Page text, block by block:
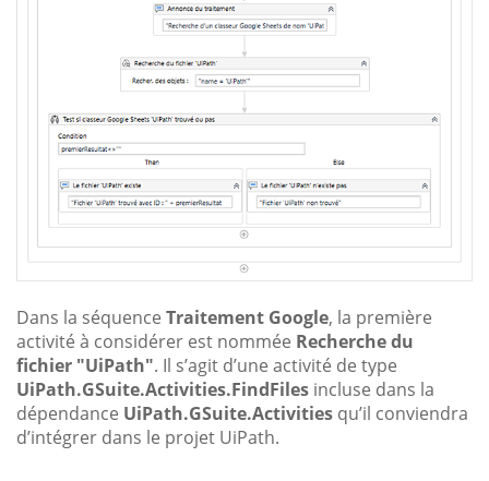
Dans la séquence Traitement Google, la première
activité à considérer est nommée Recherche du
fichier "UiPath". Il s’agit d’une activité de type
UiPath.GSuite.Activities.FindFiles incluse dans la
dépendance UiPath.GSuite.Activities qu’il conviendra
d’intégrer dans le projet UiPath.